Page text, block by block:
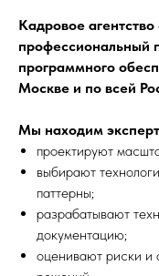
Кадровое агентство
профессиональный
программного
Москве и по всей
Мы находим
проектируют
выбирают
паттерны;
разрабатывают
документацию;
оценивают риски и